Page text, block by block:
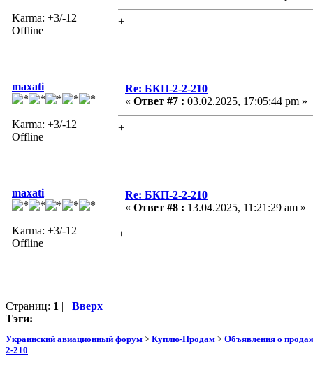
Karma: +3/-12
Offline
+
maxati
Karma: +3/-12
Offline
Re: БКП-2-2-210
« Ответ #7 : 03.02.2025, 17:05:44 pm »
+
maxati
Karma: +3/-12
Offline
Re: БКП-2-2-210
« Ответ #8 : 13.04.2025, 11:21:29 am »
+
Страниц: 1 | Вверх
Тэги:
Украинский авиационный форум > Куплю-Продам > Объявления о
2-210